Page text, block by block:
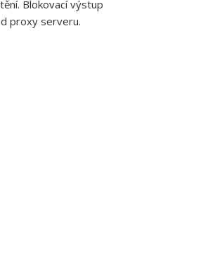
Blokovací výstup
proxy serveru.